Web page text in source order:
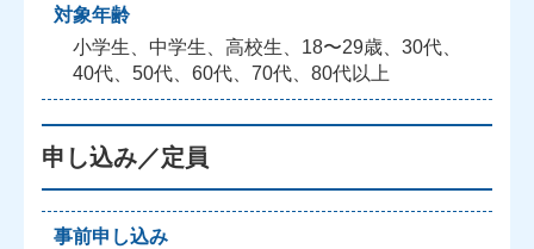
対象年齢
小学生、中学生、高校生、18〜29歳、30代、
40代、50代、60代、70代、80代以上
申し込み／定員
事前申し込み